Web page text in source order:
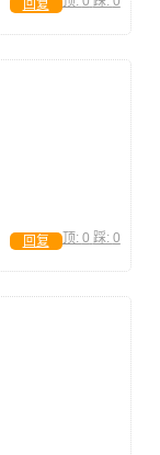
回复
顶: 0 踩: 0
回复